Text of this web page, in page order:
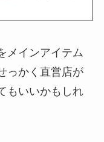
メインアイテム
っかく直営店が
もいいかもしれ